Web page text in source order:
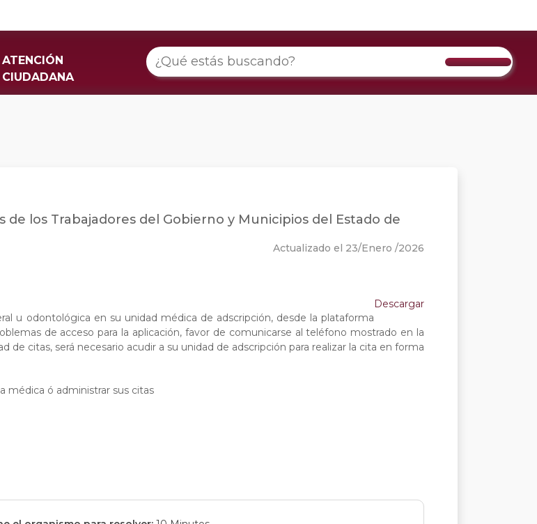
ATENCIÓN
CIUDADANA
de los Trabajadores del Gobierno y Municipios del Estado de
Actualizado el 23/Enero /2026
Descargar
u odontológica en su unidad médica de adscripción, desde la plataforma
de acceso para la aplicación, favor de comunicarse al teléfono mostrado en la
citas, será necesario acudir a su unidad de adscripción para realizar la cita en forma
médica ó administrar sus citas